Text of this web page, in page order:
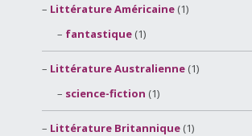
Littérature Américaine(1)
fantastique (1)
Littérature Australienne(1)
science-fiction (1)
Littérature Britannique(1)